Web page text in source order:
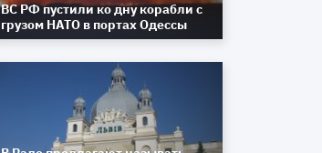
ВС РФ пустили ко дну корабли с
грузом НАТО в портах Одессы